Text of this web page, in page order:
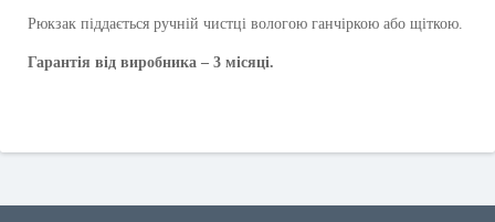
Рюкзак піддається ручній чистці вологою ганчіркою або щіткою.
Гарантія від виробника – 3 місяці.